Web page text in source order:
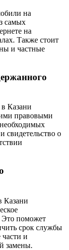
на
самых
на
Также стоит
и частные
Казани
правовыми
свидетельство о
Казани
Это поможет
срок службы
и
замены.